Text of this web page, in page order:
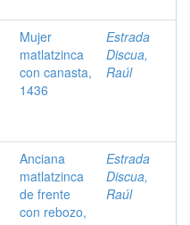
Mujer
matlatzinca
con canasta,
1436
Estrada
Discua,
Raúl
Anciana
matlatzinca
de frente
con rebozo,
Estrada
Discua,
Raúl